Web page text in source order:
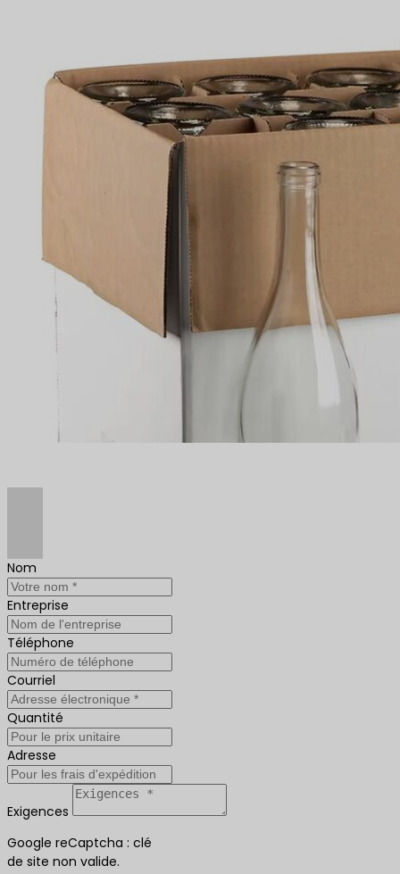
Nom
Entreprise
Téléphone
Courriel
Quantité
Adresse
Exigences
Google reCaptcha : clé
de site non valide.